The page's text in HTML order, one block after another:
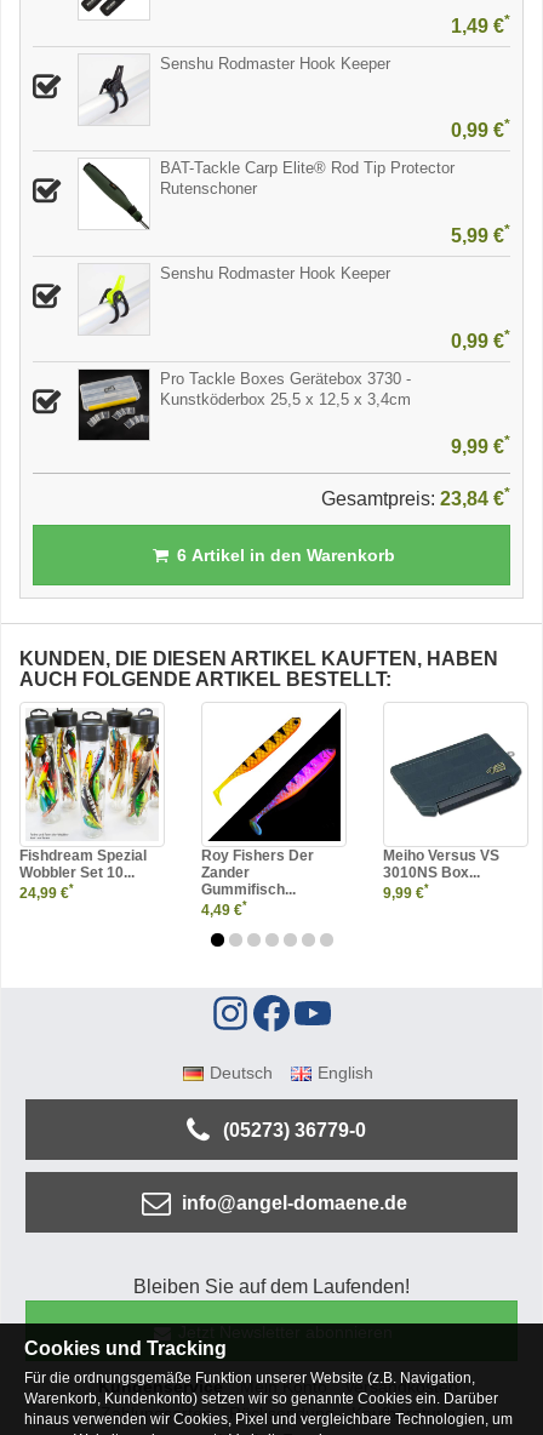
1,49 €*
Senshu Rodmaster Hook Keeper
0,99 €*
BAT-Tackle Carp Elite® Rod Tip Protector
Rutenschoner
5,99 €*
Senshu Rodmaster Hook Keeper
0,99 €*
Pro Tackle Boxes Gerätebox 3730 -
Kunstköderbox 25,5 x 12,5 x 3,4cm
9,99 €*
Gesamtpreis: 23,84 €*
6Artikel in den Warenkorb
KUNDEN, DIE DIESEN ARTIKEL KAUFTEN, HABEN
AUCH FOLGENDE ARTIKEL BESTELLT:
Fishdream Spezial
Wobbler Set 10...
24,99 €*
Roy Fishers Der
Zander
Gummifisch...
4,49 €*
Meiho Versus VS
3010NS Box...
9,99 €*
Deutsch English
(05273) 36779-0
info@angel-domaene.de
Bleiben Sie auf dem Laufenden!
Kundenservice Mein Konto
Versandkosten
Zahlungsarten
Rücksendung
Kaufberatung
Cookies und Tracking
Für die ordnungsgemäße Funktion unserer Website (z.B. Navigation,
Warenkorb, Kundenkonto) setzen wir so genannte Cookies ein. Darüber
hinaus verwenden wir Cookies, Pixel und vergleichbare Technologien, um